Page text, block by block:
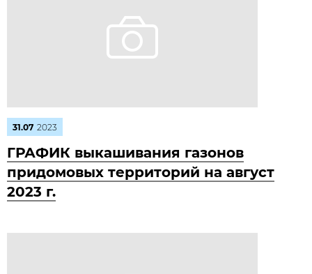
31.07 2023
ГРАФИК выкашивания газонов
придомовых территорий на август
2023 г.